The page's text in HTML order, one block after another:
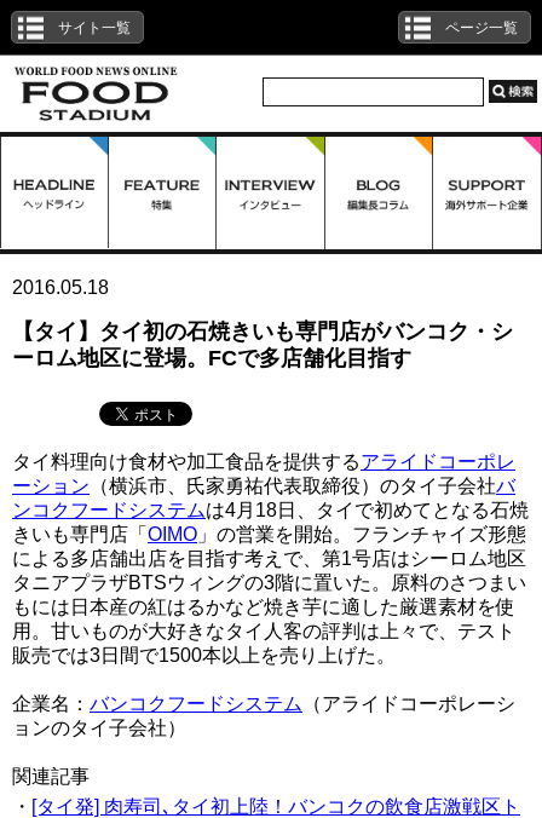
サイト一覧 ページ一覧
2016.05.18
【タイ】タイ初の石焼きいも専門店がバンコク・シ
ーロム地区に登場。FCで多店舗化目指す
タイ料理向け食材や加工食品を提供するアライドコーポレ
ーション （横浜市、氏家勇祐代表取締役）のタイ子会社バ
ンコクフードシステムは4月18日、タイで初めてとなる石焼
きいも専門店「 OIMO 」の営業を開始。フランチャイズ形態
による多店舗出店を目指す考えで、第1号店はシーロム地区
タニアプラザBTSウィングの3階に置いた。原料のさつまい
もには日本産の紅はるかなど焼き芋に適した厳選素材を使
用。甘いものが大好きなタイ人客の評判は上々で、テスト
販売では3日間で1500本以上を売り上げた。
企業名： バンコクフードシステム
（アライドコーポレーシ
ョンのタイ子会社）
関連記事
・ [タイ発] 肉寿司､タイ初上陸！バンコクの飲食店激戦区ト